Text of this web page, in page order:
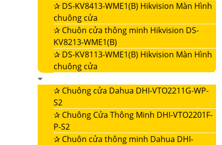
✰ DS-KV8413-WME1(B) Hikvision Màn Hình
chuông cửa
✰ Chuôn cửa thông minh Hikvision DS-
KV8213-WME1(B)
✰ DS-KV8113-WME1(B) Hikvision Màn Hình
chuông cửa
✰ Chuông cửa Dahua DHI-VTO2211G-WP-
S2
✰ Chuông Cửa Thông Minh DHI-VTO2201F-
P-S2
✰ Chuôn cửa thông minh Dahua DHI-